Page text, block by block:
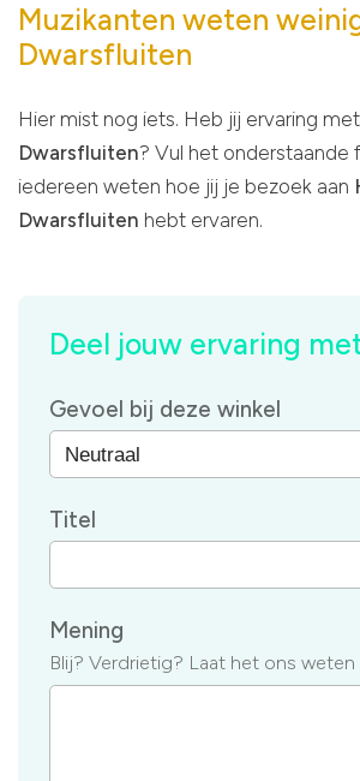
Muzikanten weten
Dwarsfluiten
Hier mist nog iets. Heb jij ervaring met
Dwarsfluiten? Vul het onderstaande
iedereen weten hoe jij je bezoek aan
Dwarsfluiten hebt ervaren.
Deel jouw ervaring
Gevoel bij deze winkel
Titel
Mening
Blij? Verdrietig? Laat het ons weten